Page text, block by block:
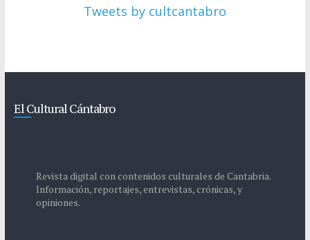
Tweets by cultcantabro
El Cultural Cántabro
Revista digital con contenidos culturales de Cantabria.
Información, reportajes, entrevistas, crónicas, y
opiniones.